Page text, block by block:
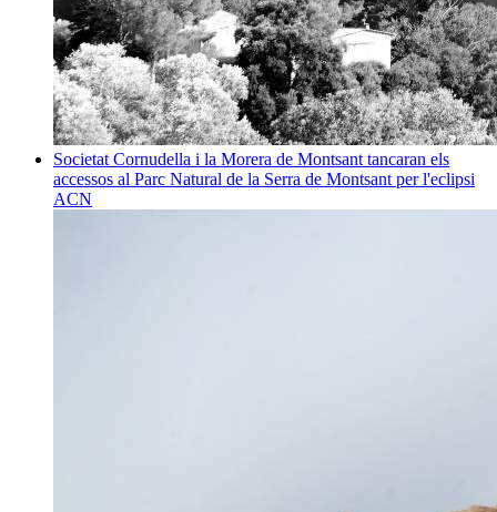
Societat Cornudella i la Morera de Montsant tancaran els
accessos al Parc Natural de la Serra de Montsant per l'eclipsi
ACN